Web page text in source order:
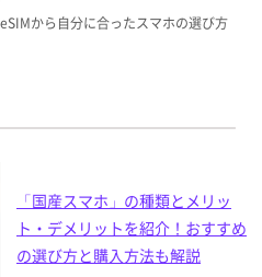
から自分に合ったスマホの選び方
「国産スマホ」の種類とメリッ
ト・デメリットを紹介！おすすめ
の選び方と購入方法も解説